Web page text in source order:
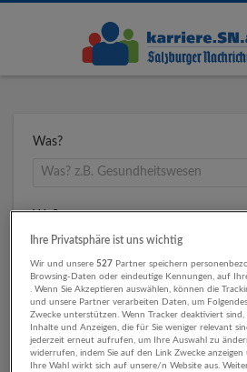
Was?
Wo?
Umkreis
Ihre Privatsphäre ist uns wichtig
Wir und unsere527 Partner speichern
Browsing-Daten oder eindeutige Kennungen, auf
. Wenn Sie Akzeptieren auswählen, können die
und unsere Partner verarbeiten Daten, um
Zwecke unterstützen. Wenn Tracker deaktiviert sind,
Inhalte und Anzeigen, die für Sie weniger relevant
jederzeit erneut aufrufen, um Ihre Auswahl zu
widerrufen, indem Sie auf den Link Zwecke
Ihre Wahl wirkt sich auf unsere/n Website aus.